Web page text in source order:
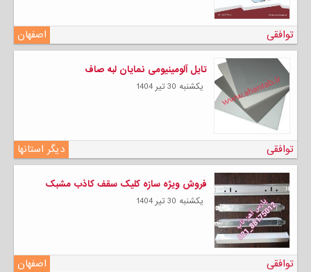
اصفهان توافقی
تایل آلومینیومی نمایان لبه صاف
يكشنبه 30 تیر 1404
دیگر استانها توافقی
فروش ویژه سازه کلیک سقف کاذب مشبک
يكشنبه 30 تیر 1404
اصفهان توافقی